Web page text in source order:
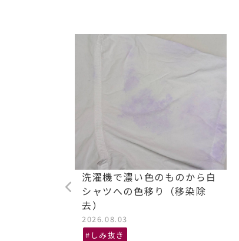
洗濯機で濃い色のものから白
シャツへの色移り（移染除
去）
2026.08.03
#しみ抜き